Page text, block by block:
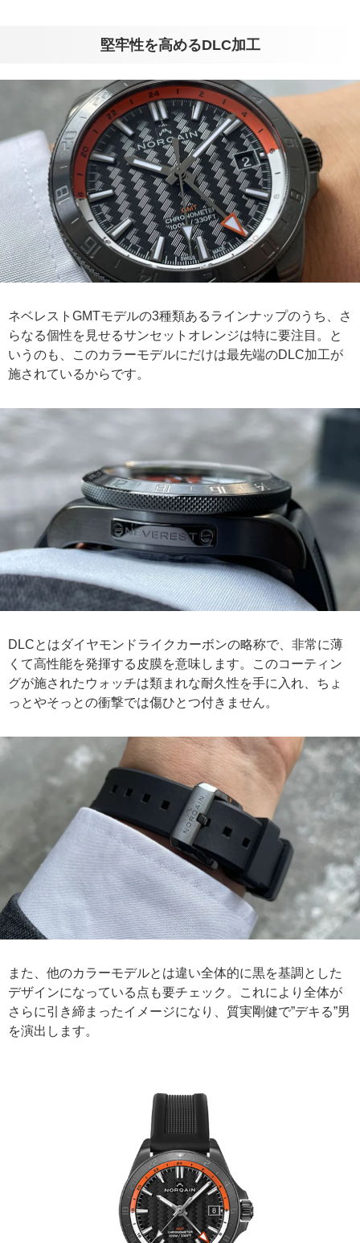
堅牢性を高めるDLC加工
ネベレストGMTモデルの3種類あるラインナップのうち、さ
らなる個性を見せるサンセットオレンジは特に要注目。と
いうのも、このカラーモデルにだけは最先端のDLC加工が
施されているからです。
DLCとはダイヤモンドライクカーボンの略称で、非常に薄
くて高性能を発揮する皮膜を意味します。このコーティン
グが施されたウォッチは類まれな耐久性を手に入れ、ちょ
っとやそっとの衝撃では傷ひとつ付きません。
また、他のカラーモデルとは違い全体的に黒を基調とした
デザインになっている点も要チェック。これにより全体が
さらに引き締まったイメージになり、質実剛健で”デキる”男
を演出します。